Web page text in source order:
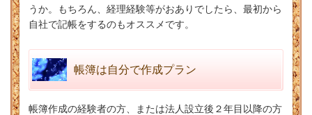
うか。もちろん、経理経験等がおありでしたら、最初から
自社で記帳をするのもオススメです。
帳簿は自分で作成プラン
帳簿作成の経験者の方、または法人設立後２年目以降の方